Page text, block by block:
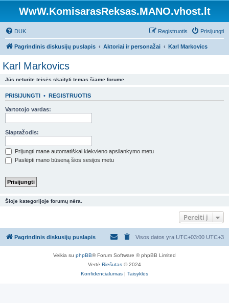
WwW.KomisarasReksas.MANO.vhost.lt
DUK Prisijungti
Registruotis
Pagrindinis diskusijų puslapis Aktoriai ir personažai Karl Markovics
Karl Markovics
Jūs neturite teisės skaityti temas šiame forume.
PRISIJUNGTI • REGISTRUOTIS
Vartotojo vardas:
Slaptažodis:
Prijungti mane automatiškai kiekvieno apsilankymo metu
Paslėpti mano būseną šios sesijos metu
Šioje kategorijoje forumų nėra.
Pereiti į
Pagrindinis diskusijų puslapis Visos datos yra UTC+03:00 UTC+3
Veikia su phpBB® Forum Software © phpBB Limited
Vertė Riešutas © 2024
Konfidencialumas | Taisyklės